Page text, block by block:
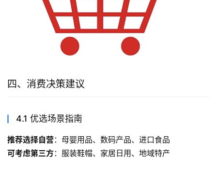
四、消费决策建议
4.1 优选场景指南
推荐选择自营：母婴用品、数码产品、进口食品
可考虑第三方：服装鞋帽、家居日用、地域特产